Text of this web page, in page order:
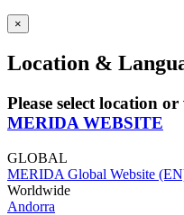
×
Location &
Please select location
MERIDA WEBSITE
GLOBAL
MERIDA Global Website
Worldwide
Andorra